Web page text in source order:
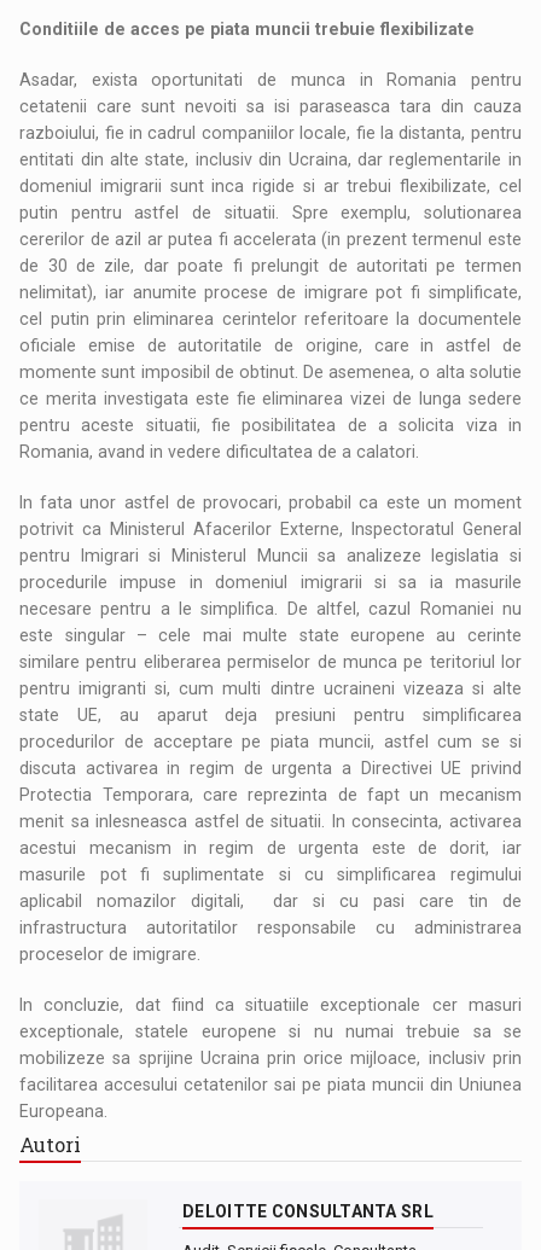
Conditiile de acces pe piata muncii trebuie flexibilizate
Asadar, exista oportunitati de munca in Romania pentru
cetatenii care sunt nevoiti sa isi paraseasca tara din cauza
razboiului, fie in cadrul companiilor locale, fie la distanta, pentru
entitati din alte state, inclusiv din Ucraina, dar reglementarile in
domeniul imigrarii sunt inca rigide si ar trebui flexibilizate, cel
putin pentru astfel de situatii. Spre exemplu, solutionarea
cererilor de azil ar putea fi accelerata (in prezent termenul este
de 30 de zile, dar poate fi prelungit de autoritati pe termen
nelimitat), iar anumite procese de imigrare pot fi simplificate,
cel putin prin eliminarea cerintelor referitoare la documentele
oficiale emise de autoritatile de origine, care in astfel de
momente sunt imposibil de obtinut. De asemenea, o alta solutie
ce merita investigata este fie eliminarea vizei de lunga sedere
pentru aceste situatii, fie posibilitatea de a solicita viza in
Romania, avand in vedere dificultatea de a calatori.
In fata unor astfel de provocari, probabil ca este un moment
potrivit ca Ministerul Afacerilor Externe, Inspectoratul General
pentru Imigrari si Ministerul Muncii sa analizeze legislatia si
procedurile impuse in domeniul imigrarii si sa ia masurile
necesare pentru a le simplifica. De altfel, cazul Romaniei nu
este singular – cele mai multe state europene au cerinte
similare pentru eliberarea permiselor de munca pe teritoriul lor
pentru imigranti si, cum multi dintre ucraineni vizeaza si alte
state UE, au aparut deja presiuni pentru simplificarea
procedurilor de acceptare pe piata muncii, astfel cum se si
discuta activarea in regim de urgenta a Directivei UE privind
Protectia Temporara, care reprezinta de fapt un mecanism
menit sa inlesneasca astfel de situatii. In consecinta, activarea
acestui mecanism in regim de urgenta este de dorit, iar
masurile pot fi suplimentate si cu simplificarea regimului
aplicabil nomazilor digitali, dar si cu pasi care tin de
infrastructura autoritatilor responsabile cu administrarea
proceselor de imigrare.
In concluzie, dat fiind ca situatiile exceptionale cer masuri
exceptionale, statele europene si nu numai trebuie sa se
mobilizeze sa sprijine Ucraina prin orice mijloace, inclusiv prin
facilitarea accesului cetatenilor sai pe piata muncii din Uniunea
Europeana.
Autori
DELOITTE CONSULTANTA SRL